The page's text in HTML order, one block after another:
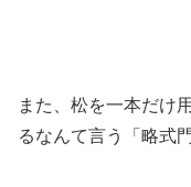
また、松を一本だけ
るなんて言う
「略式